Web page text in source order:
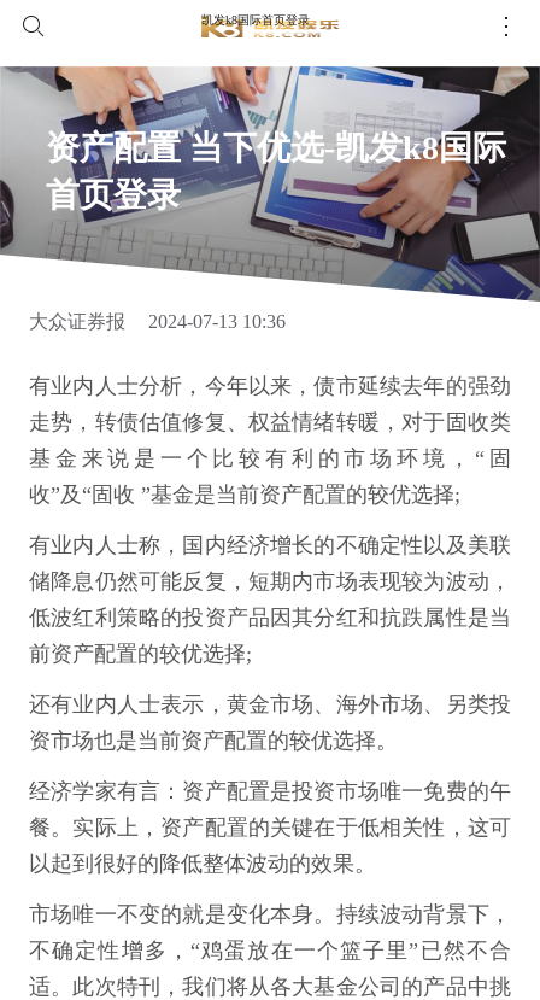
凯发k8国际首页登录
资产配置 当下优选-凯发k8国际
首页登录
大众证券报 2024-07-13 10:36
有业内人士分析，今年以来，债市延续去年的强劲
走势，转债估值修复、权益情绪转暖，对于固收类
基金来说是一个比较有利的市场环境，“固
收”及“固收 ”基金是当前资产配置的较优选择;
有业内人士称，国内经济增长的不确定性以及美联
储降息仍然可能反复，短期内市场表现较为波动，
低波红利策略的投资产品因其分红和抗跌属性是当
前资产配置的较优选择;
还有业内人士表示，黄金市场、海外市场、另类投
资市场也是当前资产配置的较优选择。
经济学家有言：资产配置是投资市场唯一免费的午
餐。实际上，资产配置的关键在于低相关性，这可
以起到很好的降低整体波动的效果。
市场唯一不变的就是变化本身。持续波动背景下，
不确定性增多，“鸡蛋放在一个篮子里”已然不合
适。此次特刊，我们将从各大基金公司的产品中挑